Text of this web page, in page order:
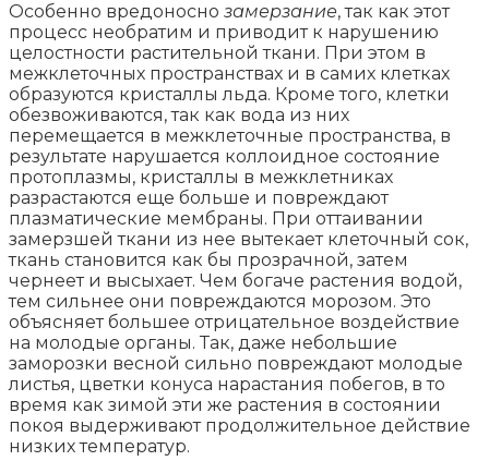
Особенно вредоносно замерзание, так как этот
процесс необратим и приводит к нарушению
целостности растительной ткани. При этом в
межклеточных пространствах и в самих клетках
образуются кристаллы льда. Кроме того, клетки
обезвоживаются, так как вода из них
перемещается в межклеточные пространства, в
результате нарушается коллоидное состояние
протоплазмы, кристаллы в межклетниках
разрастаются еще больше и повреждают
плазматические мембраны. При оттаивании
замерзшей ткани из нее вытекает клеточный сок,
ткань становится как бы прозрачной, затем
чернеет и высыхает. Чем богаче растения водой,
тем сильнее они повреждаются морозом. Это
объясняет большее отрицательное воздействие
на молодые органы. Так, даже небольшие
заморозки весной сильно повреждают молодые
листья, цветки конуса нарастания побегов, в то
время как зимой эти же растения в состоянии
покоя выдерживают продолжительное действие
низких температур.